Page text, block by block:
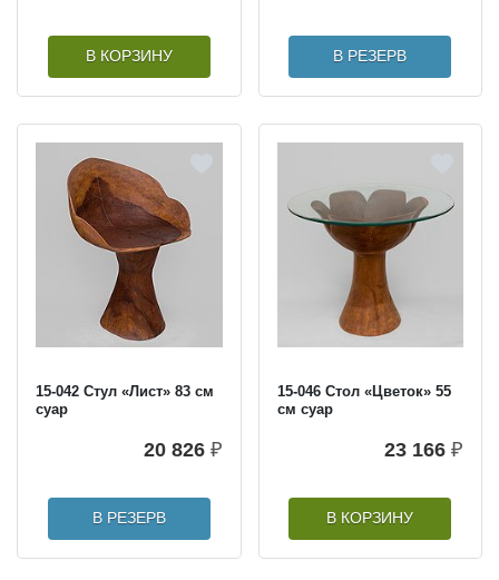
В КОРЗИНУ В РЕЗЕРВ
15-042 Стул «Лист» 83 см
суар
20 826 ₽
В РЕЗЕРВ
15-046 Стол «Цветок» 55
см суар
23 166 ₽
В КОРЗИНУ